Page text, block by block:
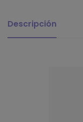
Descripción